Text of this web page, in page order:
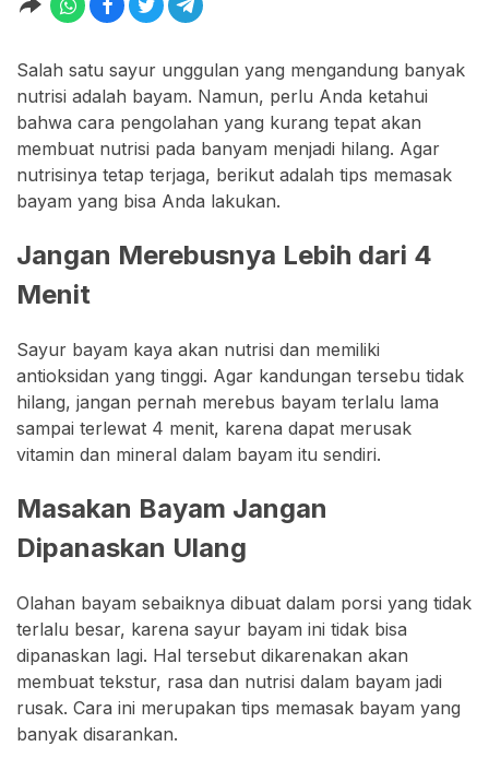
Salah satu sayur unggulan yang mengandung banyak
nutrisi adalah bayam. Namun, perlu Anda ketahui
bahwa cara pengolahan yang kurang tepat akan
membuat nutrisi pada banyam menjadi hilang. Agar
nutrisinya tetap terjaga, berikut adalah tips memasak
bayam yang bisa Anda lakukan.
Jangan Merebusnya Lebih dari 4
Menit
Sayur bayam kaya akan nutrisi dan memiliki
antioksidan yang tinggi. Agar kandungan tersebu tidak
hilang, jangan pernah merebus bayam terlalu lama
sampai terlewat 4 menit, karena dapat merusak
vitamin dan mineral dalam bayam itu sendiri.
Masakan Bayam Jangan
Dipanaskan Ulang
Olahan bayam sebaiknya dibuat dalam porsi yang tidak
terlalu besar, karena sayur bayam ini tidak bisa
dipanaskan lagi. Hal tersebut dikarenakan akan
membuat tekstur, rasa dan nutrisi dalam bayam jadi
rusak. Cara ini merupakan tips memasak bayam yang
banyak disarankan.